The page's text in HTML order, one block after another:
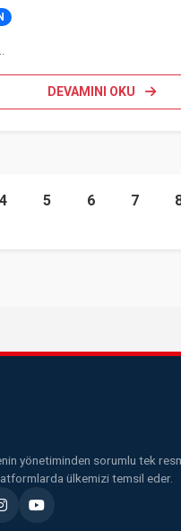
DEVAMINI OKU
4 5 6 7
yönetiminden sorumlu tek
ülkemizi temsil eder.